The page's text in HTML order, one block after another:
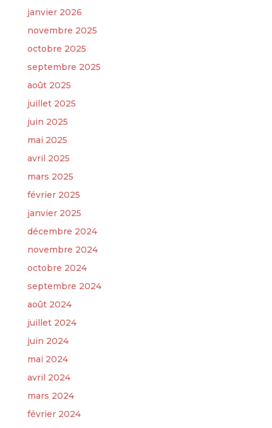
janvier 2026
novembre 2025
octobre 2025
septembre 2025
août 2025
juillet 2025
juin 2025
mai 2025
avril 2025
mars 2025
février 2025
janvier 2025
décembre 2024
novembre 2024
octobre 2024
septembre 2024
août 2024
juillet 2024
juin 2024
mai 2024
avril 2024
mars 2024
février 2024